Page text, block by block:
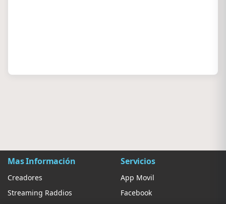
Mas Información
Creadores
Streaming Raddios
Servicios
App Movil
Facebook